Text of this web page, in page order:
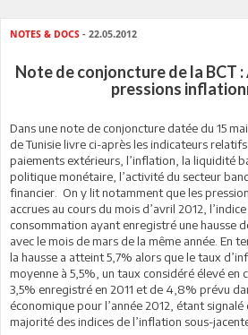
NOTES & DOCS - 22.05.2012
Note de conjoncture de la BCT
pressions
Dans une note de conjoncture datée du 15
de Tunisie livre ci-après les indicateurs
paiements extérieurs, l’inflation, la liquidité
politique monétaire, l’activité du secteur
financier. On y lit notamment que les
accrues au cours du mois d’avril 2012,
consommation ayant enregistré une hausse
avec le mois de mars de la même année. En
la hausse a atteint 5,7% alors que le taux
moyenne à 5,5%, un taux considéré élevé en
3,5% enregistré en 2011 et de 4,8% prévu
économique pour l’année 2012, étant signalé
majorité des indices de l’inflation sous-